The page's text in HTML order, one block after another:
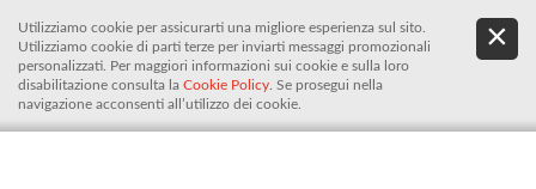
Utilizziamo cookie per assicurarti una migliore esperienza sul sito.
Utilizziamo cookie di parti terze per inviarti messaggi promozionali
personalizzati. Per maggiori informazioni sui cookie e sulla loro
disabilitazione consulta la Cookie Policy . Se prosegui nella
navigazione acconsenti all’utilizzo dei cookie.
De.It